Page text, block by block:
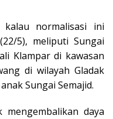
normalisasi ini
5), meliputi Sungai
Klampar di kawasan
di wilayah Gladak
Sungai Semajid.
daya